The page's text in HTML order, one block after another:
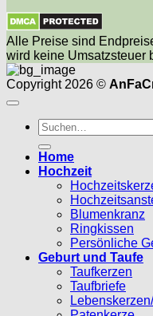
Alle Preise sind
wird keine Umsatzsteuer
Copyright 2026 ©
Suchen
nach:
Home
Hochzeit
Blumenkranz
Ringkissen
Persönliche
Geburt und Taufe
Taufkerzen
Taufbriefe